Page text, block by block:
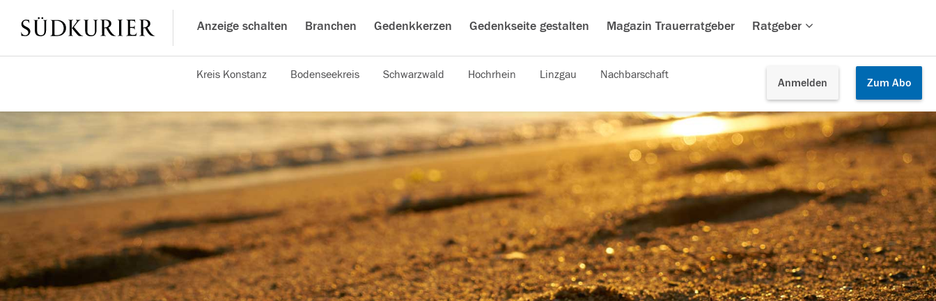
Anzeige schalten Branchen Gedenkkerzen Gedenkseite gestalten Magazin Trauerratgeber Ratgeber
Anmelden Zum Abo
Kreis Konstanz Bodenseekreis Schwarzwald Hochrhein Linzgau Nachbarschaft